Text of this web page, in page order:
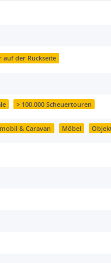
auf der Rückseite
> 100.000 Scheuertouren
& Caravan Möbel